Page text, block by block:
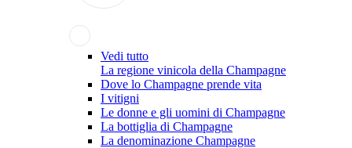
Vedi tutto
La regione vinicola della Champagne
Dove lo Champagne prende vita
I vitigni
Le donne e gli uomini di Champagne
La bottiglia di Champagne
La denominazione Champagne